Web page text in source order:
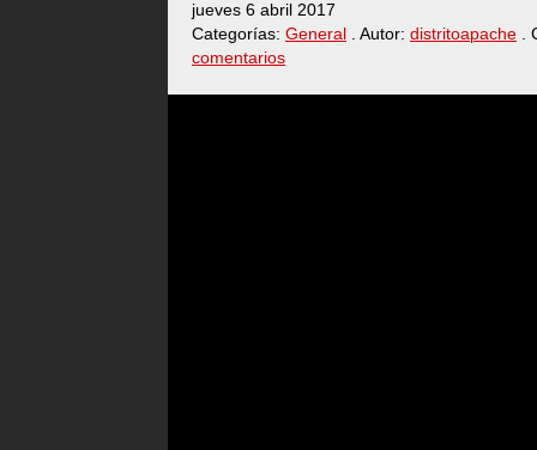
jueves 6 abril 2017
Categorías: General . Autor: distritoapache .
comentarios